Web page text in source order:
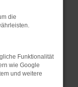
in einem
die
Funktionalität
wie Google
und weitere